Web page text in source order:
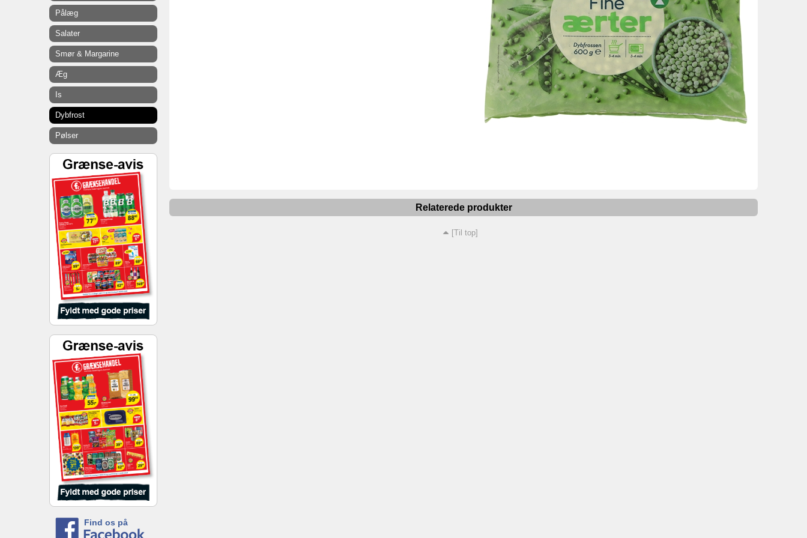
Relaterede produkter
[Til top]
Pålæg
Salater
Smør & Margarine
Æg
Is
Dybfrost
Pølser
Find os på